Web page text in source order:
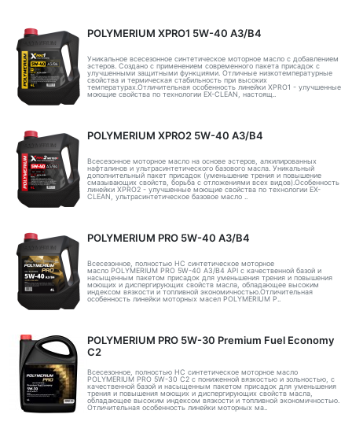
POLYMERIUM XPRO1 5W-40 A3/B4
Уникальное всесезонное синтетическое моторное масло с добавлением
эстеров. Создано с применением современного пакета присадок с
улучшенными защитными функциями. Отличные низкотемпературные
свойства и термическая стабильность при высоких
температурах.Отличительная особенность линейки XPRO1 - улучшенные
моющие свойства по технологии EX-CLEAN, настоящ..
POLYMERIUM XPRO2 5W-40 A3/B4
Всесезонное моторное масло на основе эстеров, алкилированных
нафталинов и ультрасинтетического базового масла. Уникальный
дополнительный пакет присадок (уменьшение трения и повышение
смазывающих свойств, борьба с отложениями всех видов).Особенность
линейки XPRO2 - улучшенные моющие свойства по технологии EX-
CLEAN, ультрасинтетическое базовое масло ..
POLYMERIUM PRO 5W-40 A3/B4
Всесезонное, полностью HC синтетическое моторное
масло POLYMERIUM PRO 5W-40 A3/B4 API с качественной базой и
насыщенным пакетом присадок для уменьшения трения и повышения
моющих и диспергирующих свойств масла, обладающее высоким
индексом вязкости и топливной экономичностью.Отличительная
особенность линейки моторных масел POLYMERIUM P..
POLYMERIUM PRO 5W-30 Premium Fuel Economy
С2
Всесезонное, полностью HC синтетическое моторное масло
POLYMERIUM PRO 5W-30 C2 с пониженной вязкостью и зольностью, с
качественной базой и насыщенным пакетом присадок для уменьшения
трения и повышения моющих и диспергирующих свойств масла,
обладающее высоким индексом вязкости и топливной экономичностью.
Отличительная особенность линейки моторных ма..